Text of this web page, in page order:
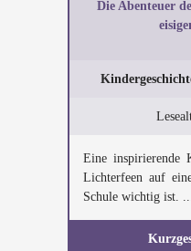
Die Abenteuer
Eine inspirierende
Lichterfeen auf
Schule wichtig ist.